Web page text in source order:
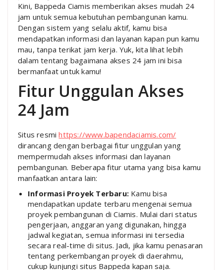
Kini, Bappeda Ciamis memberikan akses mudah 24
jam untuk semua kebutuhan pembangunan kamu.
Dengan sistem yang selalu aktif, kamu bisa
mendapatkan informasi dan layanan kapan pun kamu
mau, tanpa terikat jam kerja. Yuk, kita lihat lebih
dalam tentang bagaimana akses 24 jam ini bisa
bermanfaat untuk kamu!
Fitur Unggulan Akses
24 Jam
Situs resmihttps://www.bapendaciamis.com/
dirancang dengan berbagai fitur unggulan yang
mempermudah akses informasi dan layanan
pembangunan. Beberapa fitur utama yang bisa kamu
manfaatkan antara lain:
Informasi Proyek Terbaru: Kamu bisa
mendapatkan update terbaru mengenai semua
proyek pembangunan di Ciamis. Mulai dari status
pengerjaan, anggaran yang digunakan, hingga
jadwal kegiatan, semua informasi ini tersedia
secara real-time di situs. Jadi, jika kamu penasaran
tentang perkembangan proyek di daerahmu,
cukup kunjungi situs Bappeda kapan saja.